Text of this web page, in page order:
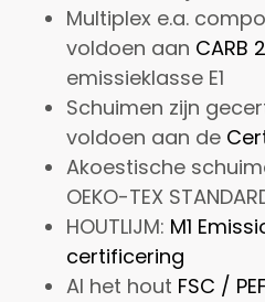
Multiplex e.a.
voldoen aan CARB 2
emissieklasse E1
Schuimen zijn
voldoen aan de
Akoestische
OEKO-TEX
HOUTLIJM: M1
certificering
Al het hout FSC /